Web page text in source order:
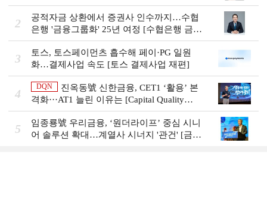
비즈니스 돋보기]
2
공적자금 상환에서 증권사 인수까지…수협
은행 '금융그룹화' 25년 여정 [수협은행 금융
그룹의 꿈①]
3
토스, 토스페이먼츠 흡수해 페이·PG 일원
화…결제사업 속도 [토스 결제사업 재편]
4
DQN
진옥동號 신한금융, CET1 ‘활용’ 본
격화···AT1 늘린 이유는 [Capital Quality
Review]
5
임종룡號 우리금융, ‘원더라이프’ 중심 시니
어 솔루션 확대…계열사 시너지 '관건' [금융